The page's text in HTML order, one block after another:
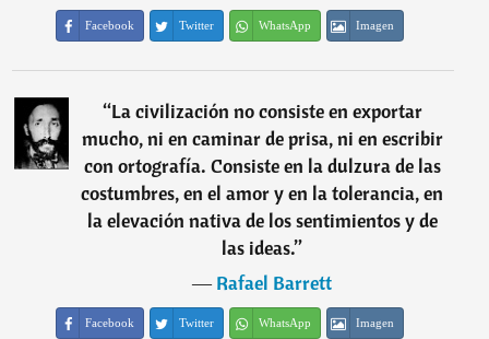
Facebook Twitter WhatsApp Imagen
“La civilización no consiste en exportar
mucho, ni en caminar de prisa, ni en escribir
con ortografía. Consiste en la dulzura de las
costumbres, en el amor y en la tolerancia, en
la elevación nativa de los sentimientos y de
las ideas.”
―Rafael Barrett
Facebook Twitter WhatsApp Imagen